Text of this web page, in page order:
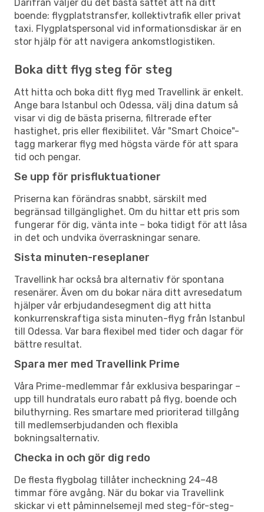
Därifrån väljer du det bästa sättet att nå ditt
boende: flygplatstransfer, kollektivtrafik eller privat
taxi. Flygplatspersonal vid informationsdiskar är en
stor hjälp för att navigera ankomstlogistiken.
Boka ditt flyg steg för steg
Att hitta och boka ditt flyg med Travellink är enkelt.
Ange bara Istanbul och Odessa, välj dina datum så
visar vi dig de bästa priserna, filtrerade efter
hastighet, pris eller flexibilitet. Vår "Smart Choice"-
tagg markerar flyg med högsta värde för att spara
tid och pengar.
Se upp för prisfluktuationer
Priserna kan förändras snabbt, särskilt med
begränsad tillgänglighet. Om du hittar ett pris som
fungerar för dig, vänta inte – boka tidigt för att låsa
in det och undvika överraskningar senare.
Sista minuten-reseplaner
Travellink har också bra alternativ för spontana
resenärer. Även om du bokar nära ditt avresedatum
hjälper vår erbjudandesegment dig att hitta
konkurrenskraftiga sista minuten-flyg från Istanbul
till Odessa. Var bara flexibel med tider och dagar för
bättre resultat.
Spara mer med Travellink Prime
Våra Prime-medlemmar får exklusiva besparingar –
upp till hundratals euro rabatt på flyg, boende och
biluthyrning. Res smartare med prioriterad tillgång
till medlemserbjudanden och flexibla
bokningsalternativ.
Checka in och gör dig redo
De flesta flygbolag tillåter incheckning 24–48
timmar före avgång. När du bokar via Travellink
skickar vi ett påminnelsemejl med steg-för-steg-